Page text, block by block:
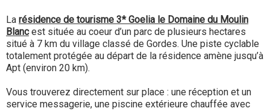
La résidence de tourisme 3* Goelia le Domaine du Moulin
Blancest située au coeur d’un parc de plusieurs hectares
situé à 7 km du village classé de Gordes. Une piste cyclable
totalement protégée au départ de la résidence amène jusqu’à
Apt (environ 20 km).
Vous trouverez directement sur place : une réception et un
service messagerie, une piscine extérieure chauffée avec